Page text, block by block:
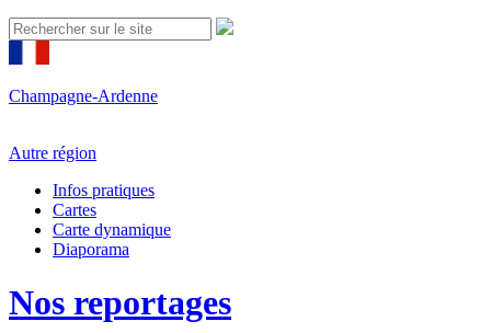
Champagne-Ardenne
Autre région
Infos pratiques
Cartes
Carte dynamique
Diaporama
Nos reportages